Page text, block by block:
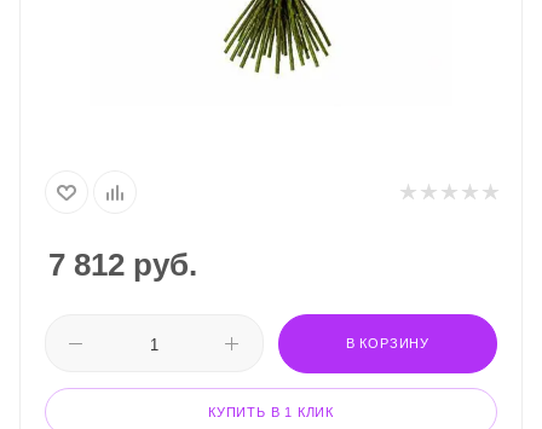
7 812 руб.
В КОРЗИНУ
КУПИТЬ В 1 КЛИК